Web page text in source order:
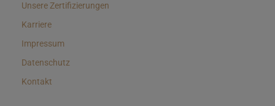
Unsere Zertifizierungen
Karriere
Impressum
Datenschutz
Kontakt